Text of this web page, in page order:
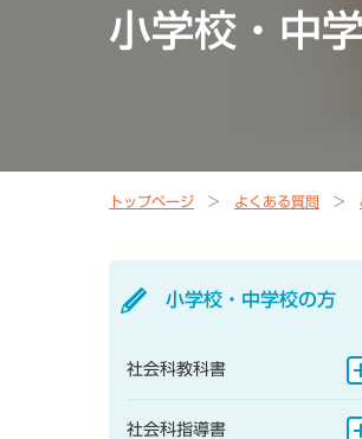
一般向け
定期刊行冊子
小学校・中
トップページ よくある質問
小学校・中学校の方
社会科教科書
地図帳
社会科指導書